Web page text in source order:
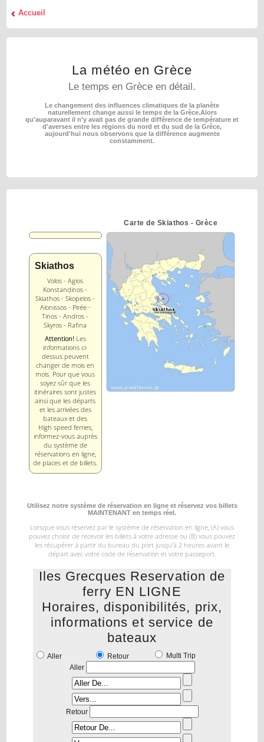
Accueil
La météo en Grèce
Le temps en Grèce en détail.
Le changement des influences climatiques de la planète
naturellement change aussi le temps de la Grèce.Alors
qu'auparavant il n'y avait pas de grande différence de température et
d'averses entre les régions du nord et du sud de la Grèce,
aujourd'hui nous observons que la différence augmente
constamment.
Skiathos
Volos - Agios
Konstandinos -
Skiathos - Skopelos -
Alonissos - Pirée -
Tinos - Andros -
Skyros - Rafina
Attention! Les
informations ci-
dessus peuvent
changer de mois en
mois. Pour que vous
soyez sûr que les
itinéraires sont justes
ainsi que les départs
et les arrivées des
bateaux et des
High speed ferries,
informez-vous auprès
du système de
réservations en ligne,
de places et de billets.
Carte de Skiathos - Grèce
Utilisez notre système de réservation en ligne et réservez vos billets
MAINTENANT en temps réel.
Lorsque vous réservez par le système de réservation en ligne, (A) vous
pouvez choisir de recevoir les billets à votre adresse ou (B) vous pouvez
les récupérer à partir du bureau du port jusqu'à 2 heures avant le
départ avec votre code de réservation et votre passeport.
Iles Grecques Reservation de
ferry EN LIGNE
Horaires, disponibilités, prix,
informations et service de
bateaux
Aller Retour
Multi Trip
Aller
Retour